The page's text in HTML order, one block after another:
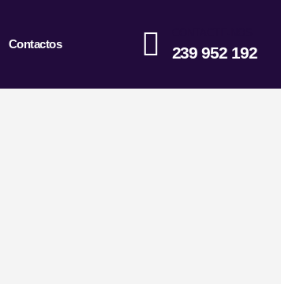
Contactos 239 952 192